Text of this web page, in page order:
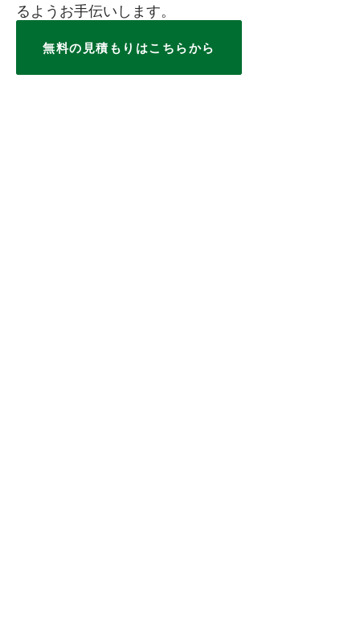
るようお手伝いします。
無料の見積もりはこちらから